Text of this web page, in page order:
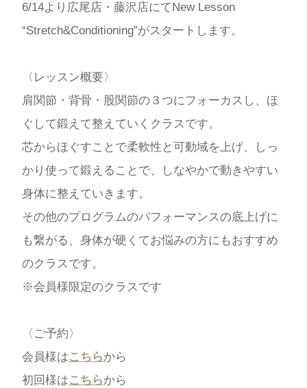
6/14より広尾店・藤沢店にてNew Lesson
“Stretch&Conditioning”がスタートします。
〈レッスン概要〉
肩関節・背骨・股関節の３つにフォーカスし、ほ
ぐして鍛えて整えていくクラスです。
芯からほぐすことで柔軟性と可動域を上げ、しっ
かり使って鍛えることで、しなやかで動きやすい
身体に整えていきます。
その他のプログラムのパフォーマンスの底上げに
も繋がる、身体が硬くてお悩みの方にもおすすめ
のクラスです。
※会員様限定のクラスです
〈ご予約〉
会員様はこちらから
初回様はこちらから